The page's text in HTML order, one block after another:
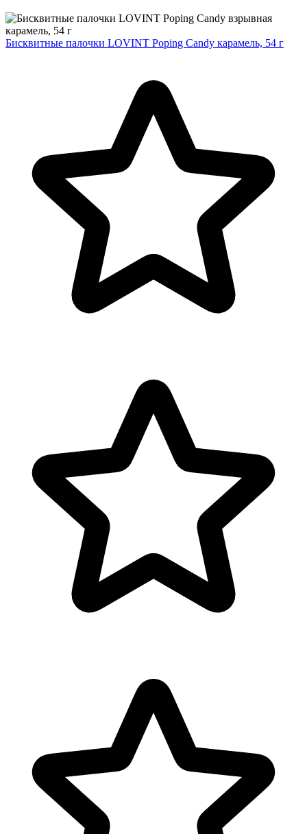
Бисквитные палочки LOVINT Poping Candy карамель, 54 г